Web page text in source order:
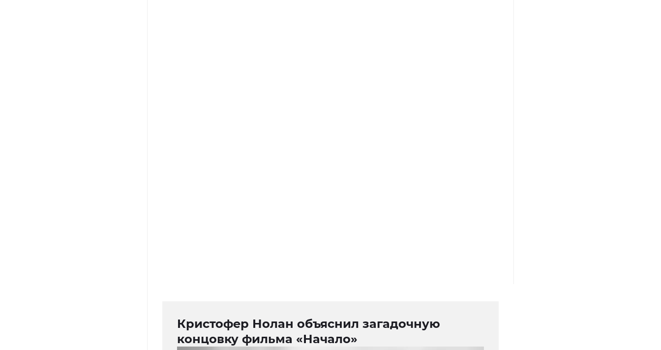
Кристофер Нолан объяснил загадочную
концовку фильма «Начало»